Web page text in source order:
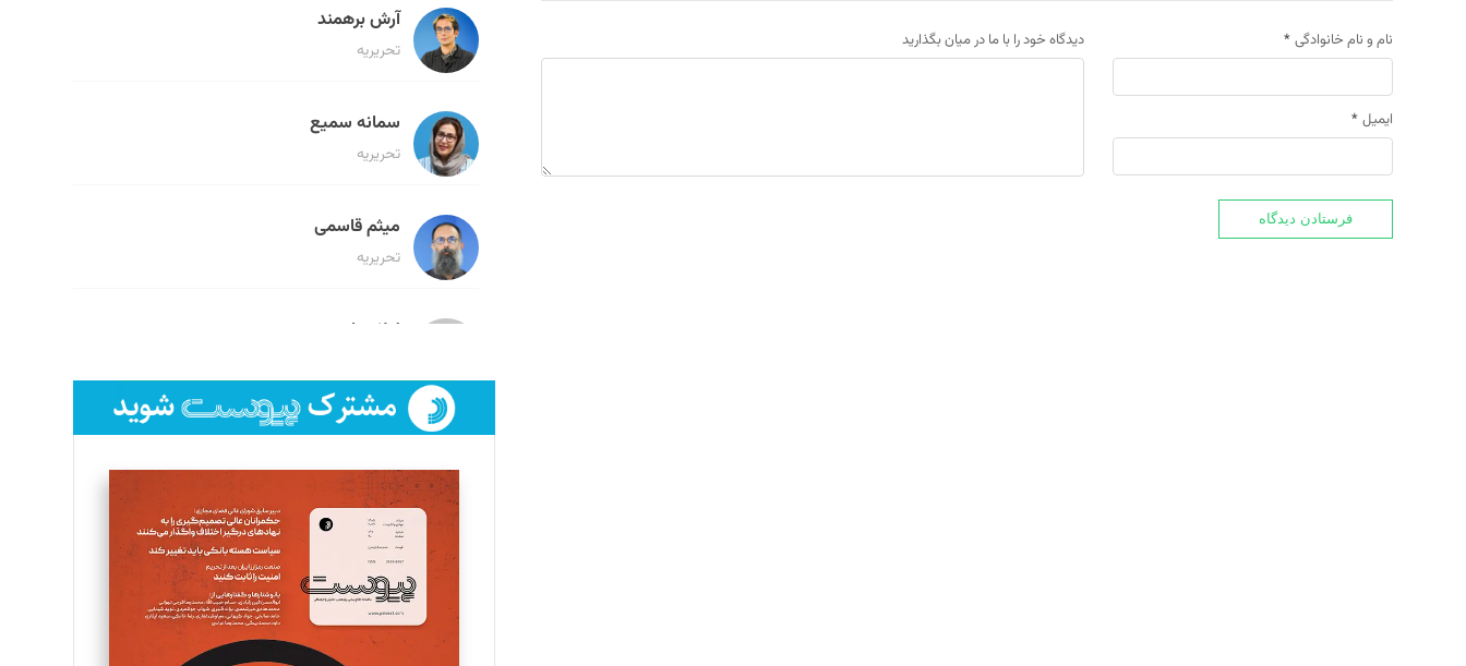
نام و نام خانوادگی *
ایمیل *
دیدگاه خود را با ما در میان بگذارید
آرش برهمند
تحریریه
سمانه سمیع
تحریریه
میثم قاسمی
تحریریه
لیلا حنارود
فائزه فتحی رستمی
تحریریه
سروش کرمیان
تحریریه
مینا پاکدل